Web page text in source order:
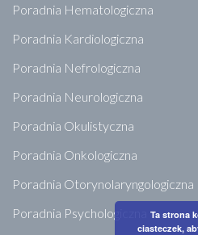
Poradnia Hematologiczna
Poradnia Kardiologiczna
Poradnia Nefrologiczna
Poradnia Neurologiczna
Poradnia Okulistyczna
Poradnia Onkologiczna
Poradnia Otorynolaryngologiczna
Poradnia Psychologiczna
Ta strona
ciasteczek,